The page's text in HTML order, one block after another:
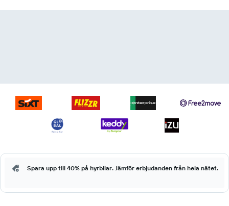
Spara upp till 40% på hyrbilar. Jämför erbjudanden från hela nätet.